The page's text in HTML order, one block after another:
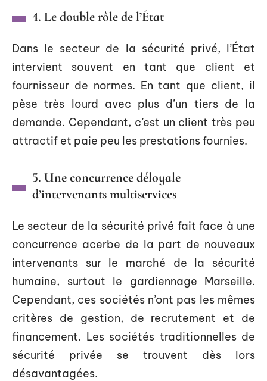
4. Le double rôle de l’État
Dans le secteur de la sécurité privé, l’État
intervient souvent en tant que client et
fournisseur de normes. En tant que client, il
pèse très lourd avec plus d’un tiers de la
demande. Cependant, c’est un client très peu
attractif et paie peu les prestations fournies.
5. Une concurrence déloyale
d’intervenants multiservices
Le secteur de la sécurité privé fait face à une
concurrence acerbe de la part de nouveaux
intervenants sur le marché de la sécurité
humaine, surtout le gardiennage Marseille.
Cependant, ces sociétés n’ont pas les mêmes
critères de gestion, de recrutement et de
financement. Les sociétés traditionnelles de
sécurité privée se trouvent dès lors
désavantagées.